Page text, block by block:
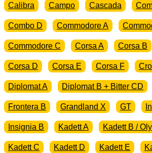
Calibra Campo Cascada
Combo D Commodore A
Commodore C Corsa A Corsa B
Corsa D Corsa E Corsa F
Diplomat A Diplomat B + Bitter CD
Frontera B Grandland X GT
Insignia B Kadett A Kadett B /
Kadett C Kadett D Kadett E